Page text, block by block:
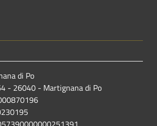
di Po
- 26040 - Martignana di Po